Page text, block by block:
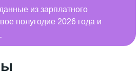
из зарплатного
полугодие 2026 года и